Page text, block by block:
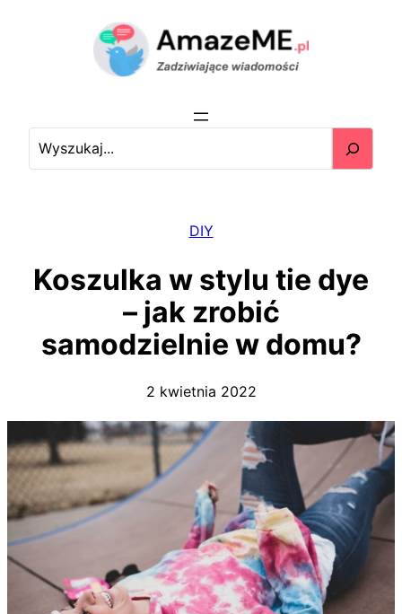
DIY
Koszulka w stylu tie dye
– jak zrobić
samodzielnie w domu?
2 kwietnia 2022